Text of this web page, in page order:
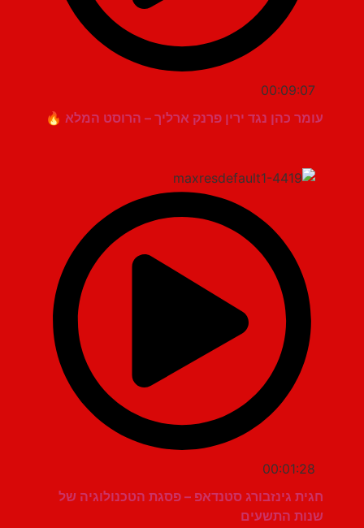
00:09:07
עומר כהן נגד ירין פרנק ארליך – הרוסט המלא 🔥
00:01:28
חגית גינזבורג סטנדאפ – פסגת הטכנולוגיה של
שנות התשעים